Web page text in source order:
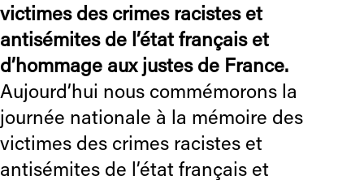
victimes des crimes racistes et
antisémites de l’état français et
d’hommage aux justes de France.
Aujourd’hui nous commémorons la
journée nationale à la mémoire des
victimes des crimes racistes et
antisémites de l’état français et